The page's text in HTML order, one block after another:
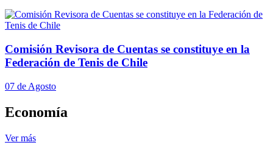
Comisión Revisora de Cuentas se constituye en la
Federación de Tenis de Chile
07 de Agosto
Economía
Ver más